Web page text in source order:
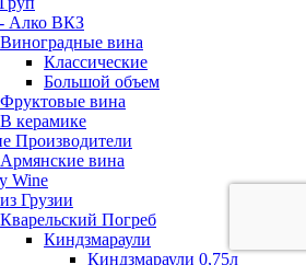
Алко ВКЗ
Виноградные вина
Классические
Большой объем
Фруктовые вина
В керамике
Производители
Армянские вина
Wine
Грузии
Кварельский Погреб
Киндзмараули
Киндзмараули 0,75л